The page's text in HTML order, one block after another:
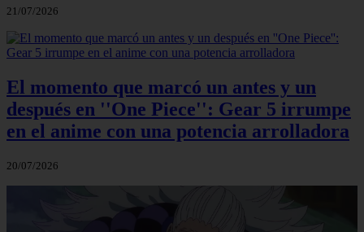
21/07/2026
El momento que marcó un antes y un
después en ''One Piece'': Gear 5 irrumpe
en el anime con una potencia arrolladora
20/07/2026